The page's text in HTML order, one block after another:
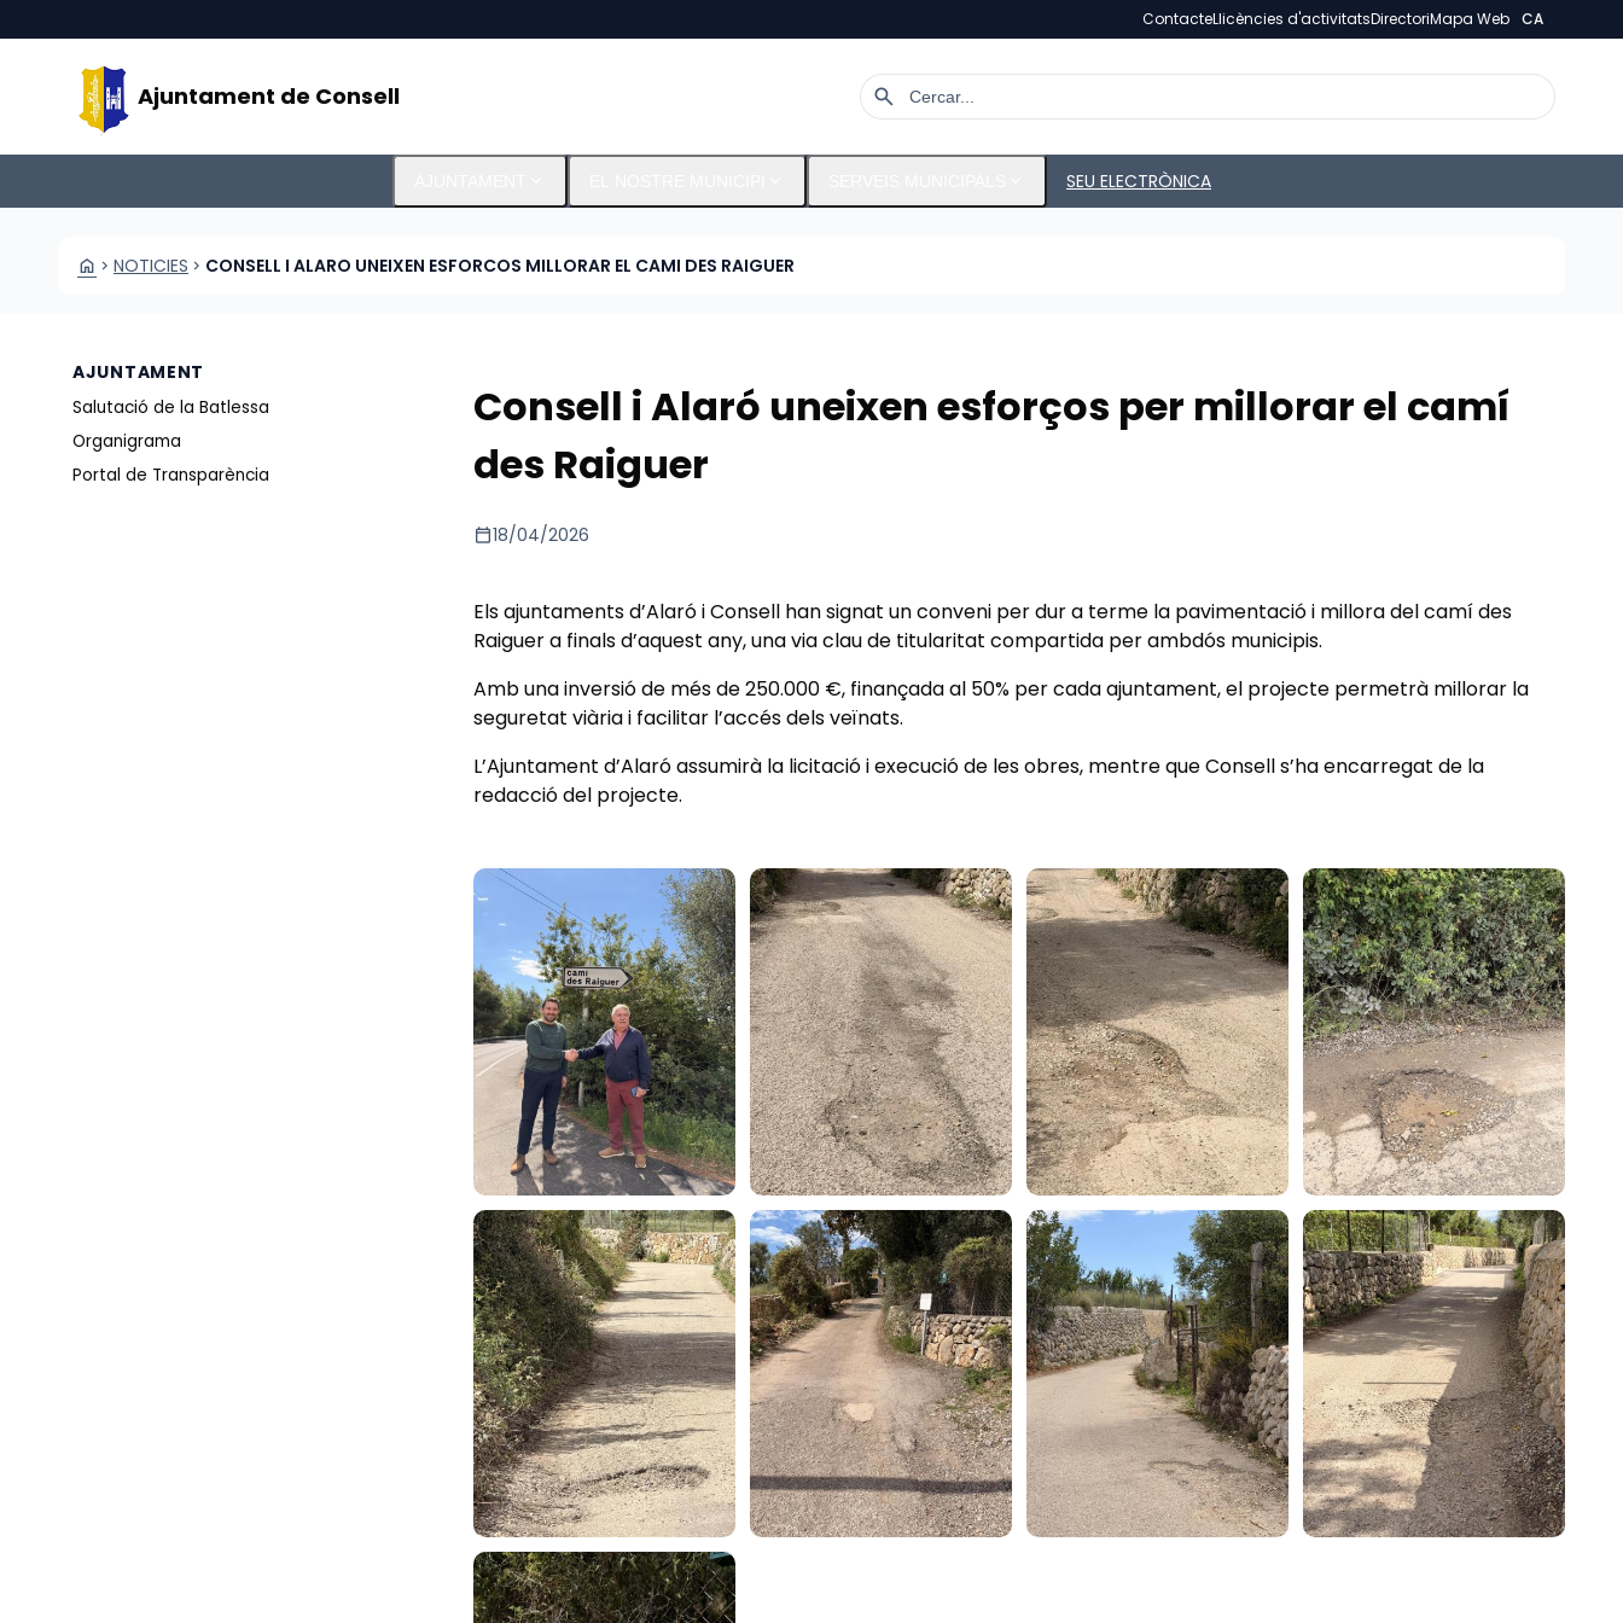
ContacteLlicències d'activitatsDirectoriMapa Web CA
Ajuntament de Consell search
SEU ELECTRÒNICA
HOME CHEVRON_RIGHT NOTICIES CHEVRON_RIGHT CONSELL I ALARO UNEIXEN ESFORCOS MILLORAR EL CAMI DES RAIGUER
AJUNTAMENT
Salutació de la Batlessa
Organigrama
Portal de Transparència
Consell i Alaró uneixen esforços per millorar el camí
des Raiguer
calendar_today18/04/2026
Els ajuntaments d’Alaró i Consell han signat un conveni per dur a terme la pavimentació i millora del camí des
Raiguer a finals d’aquest any, una via clau de titularitat compartida per ambdós municipis.
Amb una inversió de més de 250.000 €, finançada al 50% per cada ajuntament, el projecte permetrà millorar la
seguretat viària i facilitar l’accés dels veïnats.
L’Ajuntament d’Alaró assumirà la licitació i execució de les obres, mentre que Consell s’ha encarregat de la
redacció del projecte.